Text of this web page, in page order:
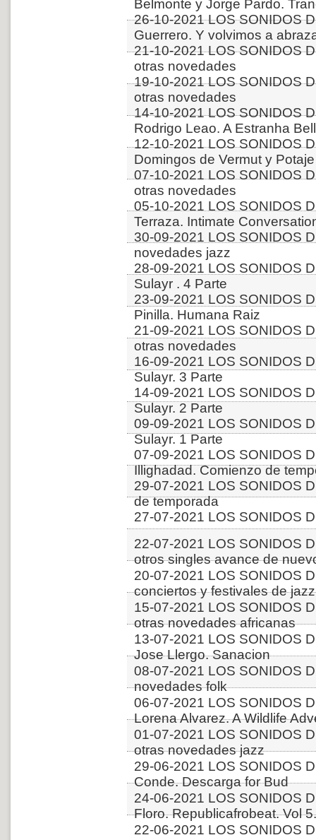
Belmonte y Jorge Pardo.
26-10-2021 LOS SONIDOS
Guerrero. Y volvimos a
21-10-2021 LOS SONIDOS
otras novedades
19-10-2021 LOS SONIDOS
otras novedades
14-10-2021 LOS SONIDOS
Rodrigo Leao. A Estranha
12-10-2021 LOS SONIDOS
Domingos de Vermut y Potaje
07-10-2021 LOS SONIDOS
otras novedades
05-10-2021 LOS SONIDOS
Terraza. Intimate
30-09-2021 LOS SONIDOS
novedades jazz
28-09-2021 LOS SONIDOS
Sulayr . 4 Parte
23-09-2021 LOS SONIDOS
Pinilla. Humana Raiz
21-09-2021 LOS SONIDOS
otras novedades
16-09-2021 LOS SONIDOS
Sulayr. 3 Parte
14-09-2021 LOS SONIDOS
Sulayr. 2 Parte
09-09-2021 LOS SONIDOS
Sulayr. 1 Parte
07-09-2021 LOS SONIDOS
Illighadad. Comienzo de
29-07-2021 LOS SONIDOS
de temporada
27-07-2021 LOS SONIDOS
22-07-2021 LOS SONIDOS
otros singles avance de
20-07-2021 LOS SONIDOS
conciertos y festivales de
15-07-2021 LOS SONIDOS
otras novedades africanas
13-07-2021 LOS SONIDOS
Jose Llergo. Sanacion
08-07-2021 LOS SONIDOS
novedades folk
06-07-2021 LOS SONIDOS
Lorena Alvarez. A Wildlife
01-07-2021 LOS SONIDOS
otras novedades jazz
29-06-2021 LOS SONIDOS
Conde. Descarga for Bud
24-06-2021 LOS SONIDOS
Floro. Republicafrobeat. Vol
22-06-2021 LOS SONIDOS